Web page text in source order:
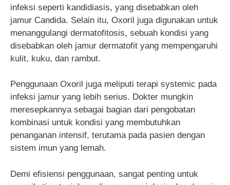
infeksi seperti kandidiasis, yang disebabkan oleh
jamur Candida. Selain itu, Oxoril juga digunakan untuk
menanggulangi dermatofitosis, sebuah kondisi yang
disebabkan oleh jamur dermatofit yang mempengaruhi
kulit, kuku, dan rambut.
Penggunaan Oxoril juga meliputi terapi systemic pada
infeksi jamur yang lebih serius. Dokter mungkin
meresepkannya sebagai bagian dari pengobatan
kombinasi untuk kondisi yang membutuhkan
penanganan intensif, terutama pada pasien dengan
sistem imun yang lemah.
Demi efisiensi penggunaan, sangat penting untuk